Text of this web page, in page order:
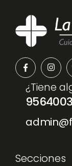
¿Tiene
Secciones